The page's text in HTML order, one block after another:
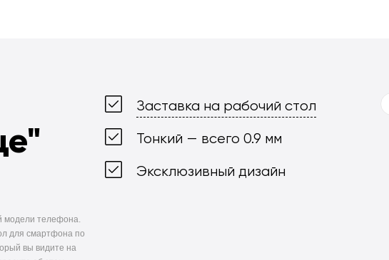
модели телефона.
для смартфона по
вы видите на
Заставка на рабочий стол
Тонкий — всего 0.9 мм
Эксклюзивный дизайн